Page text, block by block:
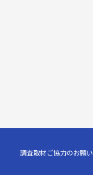
調査取材ご協力のお願い